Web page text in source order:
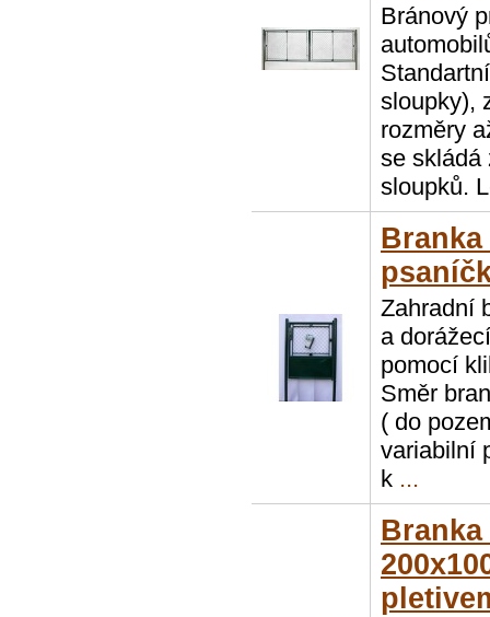
Bránový
sloupky),
rozměry
se skládá
sloupků.
Zahradní
a
pomocí
Směr
( do
variabilní
k ...